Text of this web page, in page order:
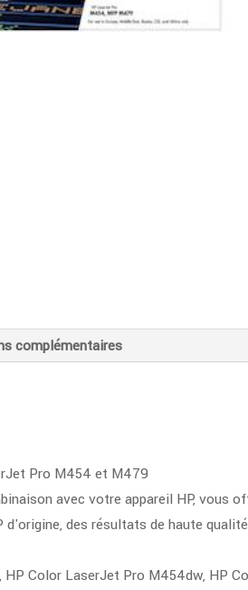
complémentaires
Pro M454 et M479
avec votre appareil HP, vous
des résultats de haute
Color LaserJet Pro M454dw, HP